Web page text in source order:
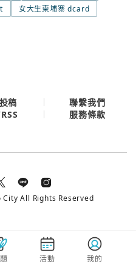
女大生柬埔寨 dcard
務條款與隱私政策
活動 我的
稿
聯繫我們
服務條款
All Rights Reserved